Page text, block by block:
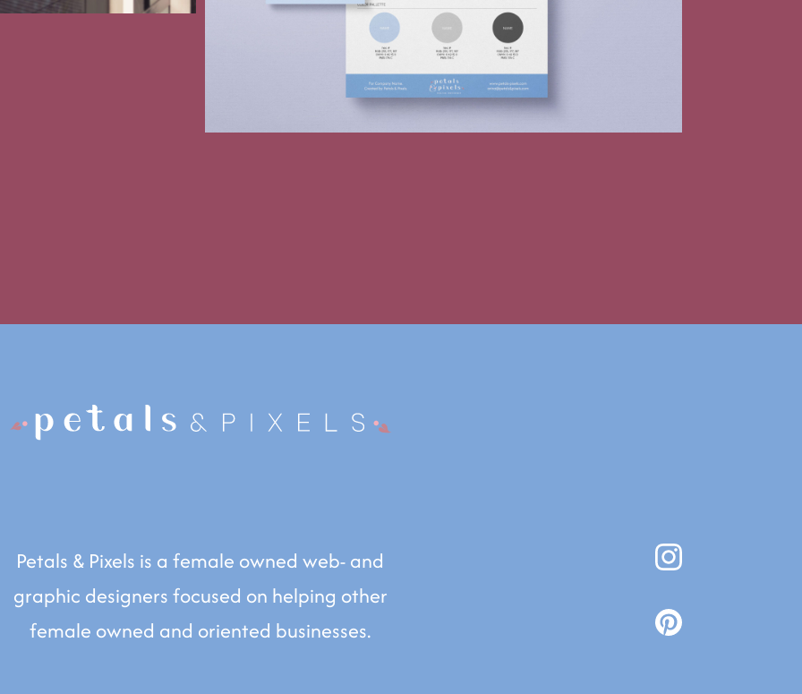
Petals & Pixels is a female owned web- and
graphic designers focused on helping other
female owned and oriented businesses.